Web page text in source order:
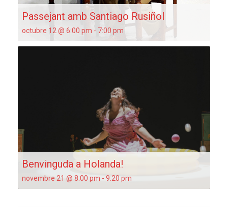
Passejant amb Santiago Rusiñol
octubre 12 @ 6:00 pm - 7:00 pm
Benvinguda a Holanda!
novembre 21 @ 8:00 pm - 9:20 pm